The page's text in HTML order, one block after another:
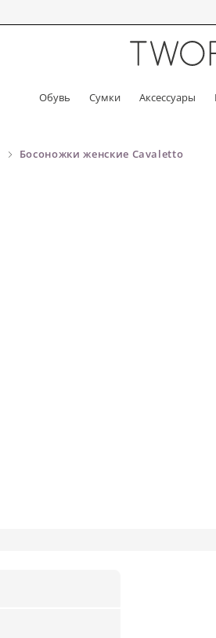
Обувь Сумки Аксессуары
Босоножки женские Cavaletto